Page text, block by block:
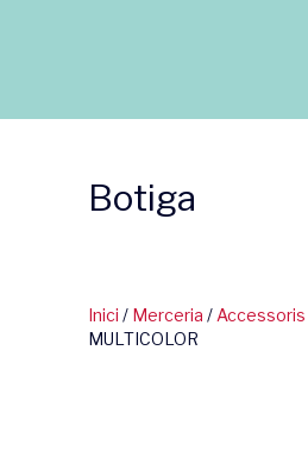
Botiga
Inici / Merceria / Accessoris
MULTICOLOR